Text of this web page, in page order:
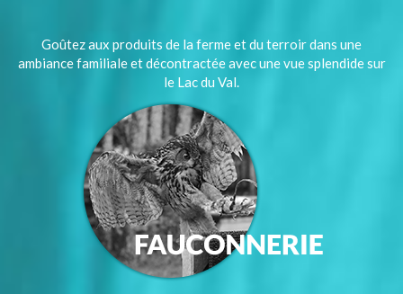
Goûtez aux produits de la ferme et du terroir dans une
ambiance familiale et décontractée avec une vue splendide sur
le Lac du Val.